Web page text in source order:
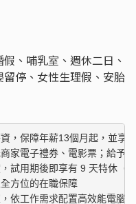
、哺乳室、週休二日、
停、女性生理假、安胎
，保障年薪13個月起，並享
家電子禮券、電影票；給予
試用期後即享有 9 天特休（
方位的在職保障
依工作需求配置高效能電腦